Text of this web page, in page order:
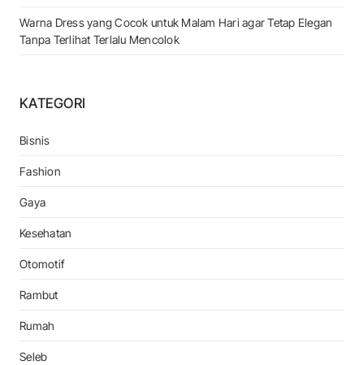
Warna Dress yang Cocok untuk Malam Hari agar Tetap Elegan
Tanpa Terlihat Terlalu Mencolok
KATEGORI
Bisnis
Fashion
Gaya
Kesehatan
Otomotif
Rambut
Rumah
Seleb